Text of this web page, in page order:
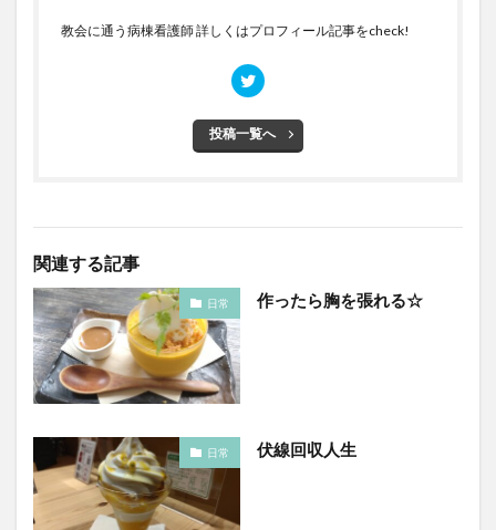
教会に通う病棟看護師 詳しくはプロフィール記事をcheck!
投稿一覧へ
関連する記事
日常 作ったら胸を張れる☆
日常 伏線回収人生